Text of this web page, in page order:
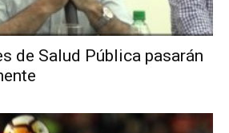
de Salud Pública pasarán